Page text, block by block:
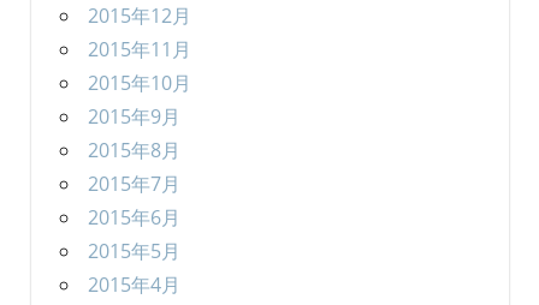
2015年12月
2015年11月
2015年10月
2015年9月
2015年8月
2015年7月
2015年6月
2015年5月
2015年4月